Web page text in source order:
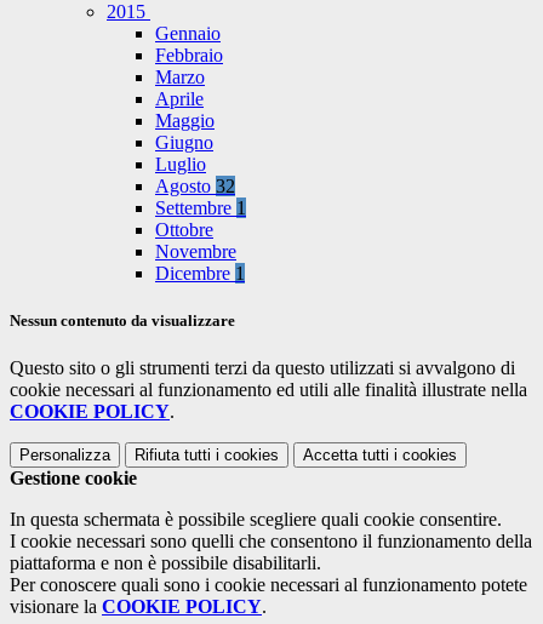
2015
Gennaio
Febbraio
Marzo
Aprile
Maggio
Giugno
Luglio
Agosto 32
Settembre 1
Ottobre
Novembre
Dicembre 1
Nessun contenuto da visualizzare
Questo sito o gli strumenti terzi da questo utilizzati si avvalgono di
cookie necessari al funzionamento ed utili alle finalità illustrate nella
COOKIE POLICY.
Personalizza Rifiuta tutti i cookies Accetta tutti i cookies
Gestione cookie
In questa schermata è possibile scegliere quali cookie consentire.
I cookie necessari sono quelli che consentono il funzionamento della
piattaforma e non è possibile disabilitarli.
Per conoscere quali sono i cookie necessari al funzionamento potete
visionare la COOKIE POLICY.